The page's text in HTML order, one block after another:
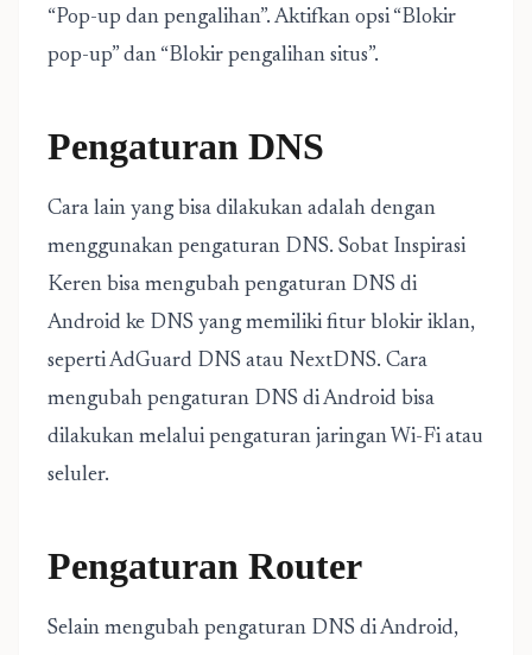
“Pop-up dan pengalihan”. Aktifkan opsi “Blokir
pop-up” dan “Blokir pengalihan situs”.
Pengaturan DNS
Cara lain yang bisa dilakukan adalah dengan
menggunakan pengaturan DNS. Sobat Inspirasi
Keren bisa mengubah pengaturan DNS di
Android ke DNS yang memiliki fitur blokir iklan,
seperti AdGuard DNS atau NextDNS. Cara
mengubah pengaturan DNS di Android bisa
dilakukan melalui pengaturan jaringan Wi-Fi atau
seluler.
Pengaturan Router
Selain mengubah pengaturan DNS di Android,